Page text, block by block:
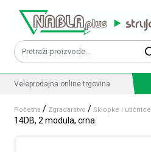
Pretraži:
Veleprodajna online trgovina
Početna / Zgradarstvo / Sklopke i utičnice
14DB, 2 modula, crna